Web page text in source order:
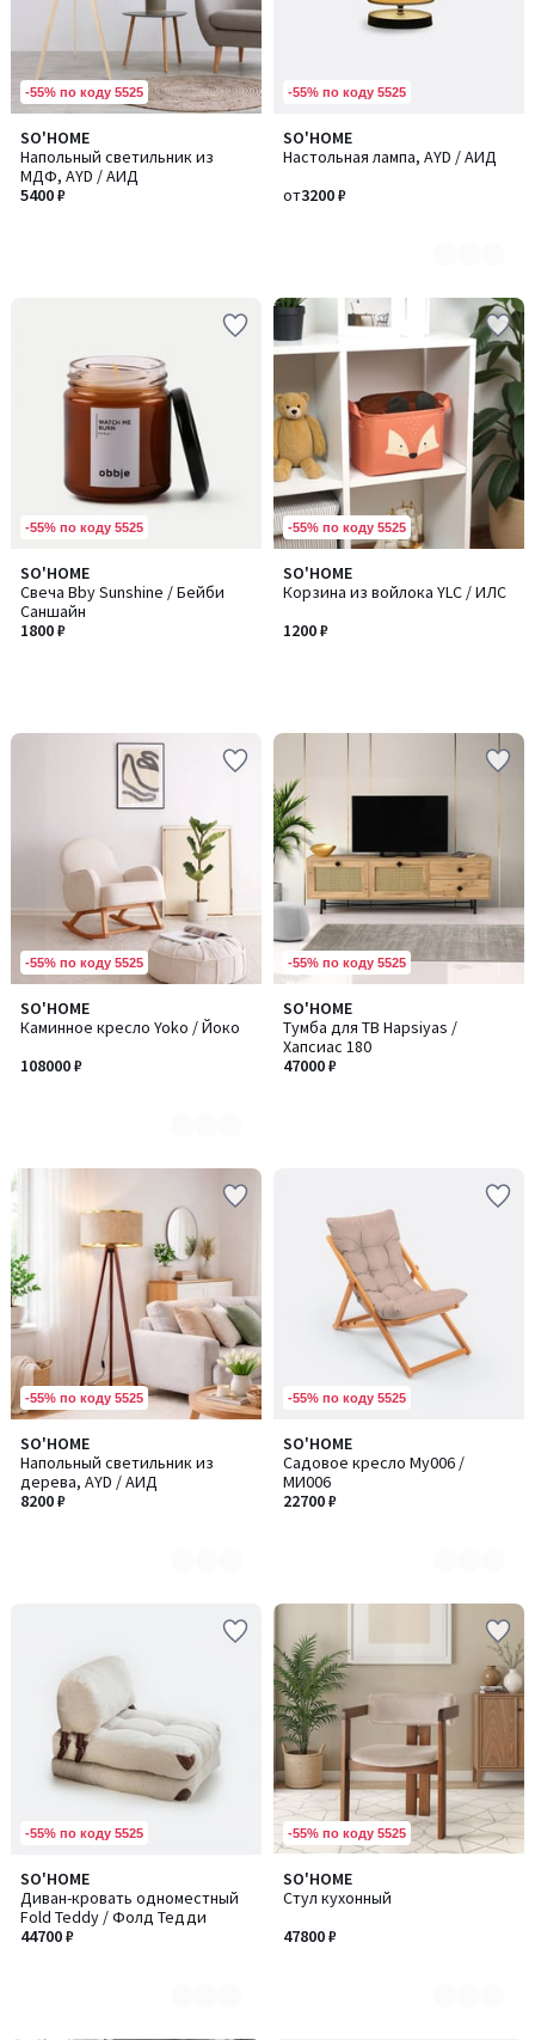
-55% по коду 5525
SO'HOME
Напольный светильник из
МДФ, AYD / АИД
5400 ₽
-55% по коду 5525
SO'HOME
Настольная лампа, AYD / АИД
от3200 ₽
Количество
цветов:
-55% по коду 5525
SO'HOME
Свеча Bby Sunshine / Бейби
Саншайн
1800 ₽
-55% по коду 5525
SO'HOME
Корзина из войлока YLC / ИЛC
1200 ₽
-55% по коду 5525
SO'HOME
Каминное кресло Yoko / Йоко
108000 ₽
Количество
цветов:
3
-55% по коду 5525
SO'HOME
Тумба для ТВ Hapsiyas /
Хапсиас 180
47000 ₽
-55% по коду 5525
SO'HOME
Напольный светильник из
дерева, AYD / АИД
8200 ₽
Количество
цветов:
2
-55% по коду 5525
SO'HOME
Садовое кресло My006 /
МИ006
22700 ₽
Количество
цветов:
5
-55% по коду 5525
SO'HOME
Диван-кровать одноместный
Fold Teddy / Фолд Тедди
44700 ₽
Количество
цветов:
2
-55% по коду 5525
SO'HOME
Стул кухонный
47800 ₽
Количество
цветов:
4